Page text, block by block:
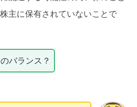
主に保有されていないことで
バランス？